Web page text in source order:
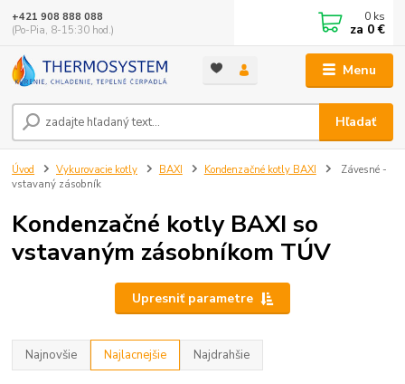
Menu
Hľadať
+421 908 888 088
(Po-Pia, 8-15:30 hod.)
0 ks
za 0 €
Úvod Vykurovacie kotly BAXI Kondenzačné kotly BAXI
Závesné -
vstavaný zásobník
Kondenzačné kotly BAXI so
vstavaným zásobníkom TÚV
Upresniť parametre
Najnovšie Najlacnejšie Najdrahšie